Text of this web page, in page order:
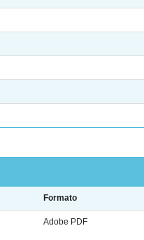
Formato
Adobe PDF